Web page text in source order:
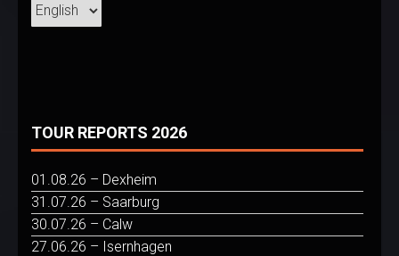
TOUR REPORTS 2026
01.08.26 – Dexheim
31.07.26 – Saarburg
30.07.26 – Calw
27.06.26 – Isernhagen